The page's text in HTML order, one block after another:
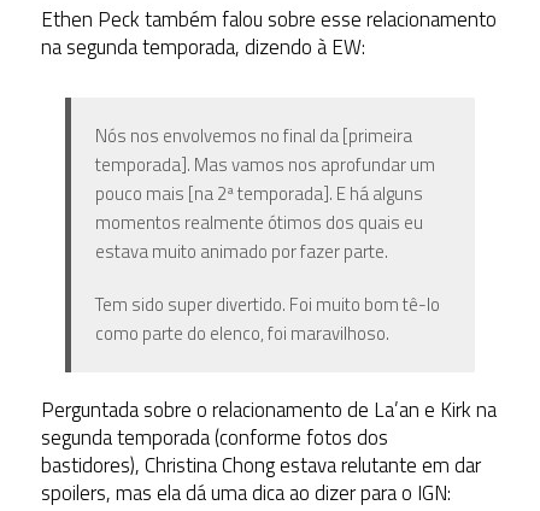
Ethen Peck também falou sobre esse relacionamento
na segunda temporada, dizendo à EW:
Nós nos envolvemos no final da [primeira
temporada]. Mas vamos nos aprofundar um
pouco mais [na 2ª temporada]. E há alguns
momentos realmente ótimos dos quais eu
estava muito animado por fazer parte.
Tem sido super divertido. Foi muito bom tê-lo
como parte do elenco, foi maravilhoso.
Perguntada sobre o relacionamento de La’an e Kirk na
segunda temporada (conforme fotos dos
bastidores), Christina Chong estava relutante em dar
spoilers, mas ela dá uma dica ao dizer para o IGN: